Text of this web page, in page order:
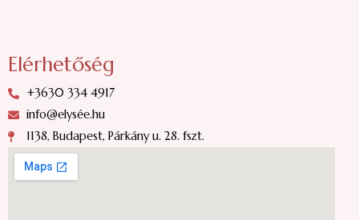
Elérhetőség
+3630 334 4917
info@elysée.hu
1138, Budapest, Párkány u. 28. fszt.